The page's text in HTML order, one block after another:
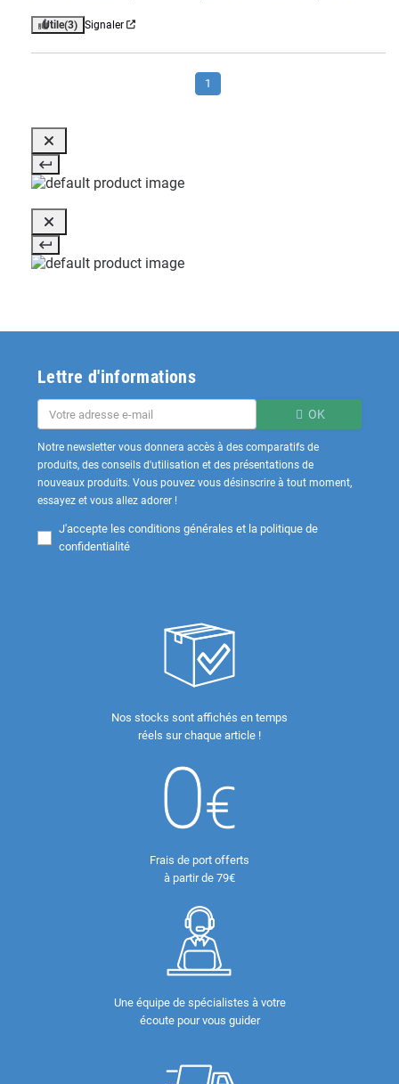
Utile(3) Signaler
1
Lettre d'informations
OK
Notre newsletter vous donnera accès à des comparatifs de
produits, des conseils d'utilisation et des présentations de
nouveaux produits. Vous pouvez vous désinscrire à tout moment,
essayez et vous allez adorer !
J'accepte les conditions générales et la politique de
confidentialité
Nos stocks sont affichés en temps
réels sur chaque article !
Frais de port offerts
à partir de 79€
Une équipe de spécialistes à votre
écoute pour vous guider